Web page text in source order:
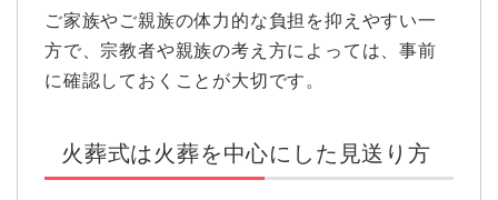
ご家族やご親族の体力的な負担を抑えやすい一
方で、宗教者や親族の考え方によっては、事前
に確認しておくことが大切です。
火葬式は火葬を中心にした見送り方